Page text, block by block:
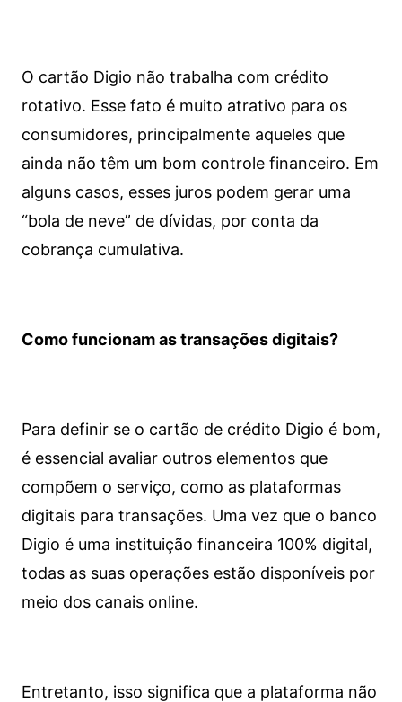
O cartão Digio não trabalha com crédito
rotativo. Esse fato é muito atrativo para os
consumidores, principalmente aqueles que
ainda não têm um bom controle financeiro. Em
alguns casos, esses juros podem gerar uma
“bola de neve” de dívidas, por conta da
cobrança cumulativa.
Como funcionam as transações digitais?
Para definir se o cartão de crédito Digio é bom,
é essencial avaliar outros elementos que
compõem o serviço, como as plataformas
digitais para transações. Uma vez que o banco
Digio é uma instituição financeira 100% digital,
todas as suas operações estão disponíveis por
meio dos canais online.
Entretanto, isso significa que a plataforma não